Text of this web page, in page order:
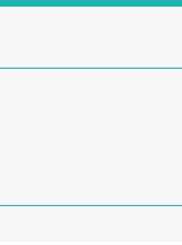
良醫生活祭